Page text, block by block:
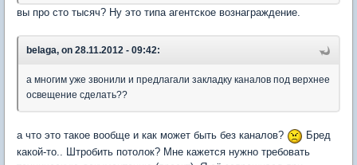
вы про сто тысяч? Ну это типа агентское вознаграждение.
belaga, on 28.11.2012 - 09:42:
а многим уже звонили и предлагали закладку каналов под верхнее
освещение сделать??
а что это такое вообще и как может быть без каналов?
Бред
какой-то.. Штробить потолок? Мне кажется нужно требовать